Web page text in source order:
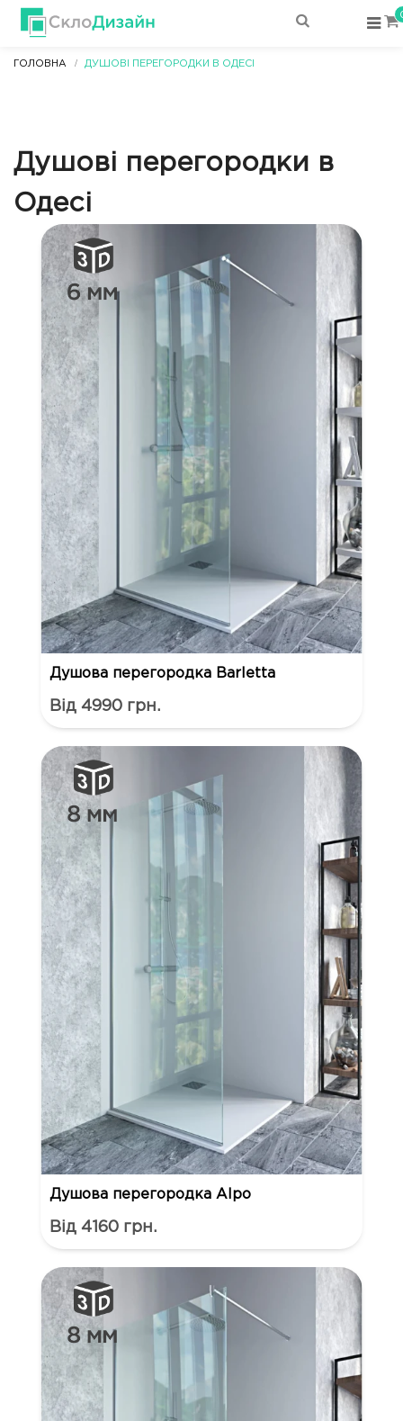
ГОЛОВНА ДУШОВІ ПЕРЕГОРОДКИ В ОДЕСІ
Душові перегородки в
Одесі
Душова перегородка Barletta
Від 4990 грн.
Душова перегородка Alpo
Від 4160 грн.